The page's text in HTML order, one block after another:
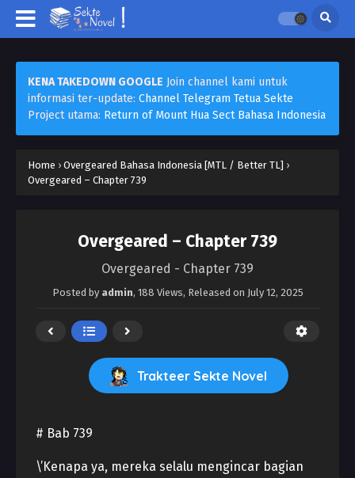
KENA TAKEDOWN GOOGLE Join channel kami untuk
informasi ter-update: Channel Telegram Tetua Sekte
Project utama: Return of Mount Hua Sect Bahasa Indonesia
Home › Overgeared Bahasa Indonesia [MTL / Better TL] ›
Overgeared – Chapter 739
Overgeared – Chapter 739
Overgeared - Chapter 739
Posted by admin, 188 Views, Released on July 12, 2025
Trakteer Sekte Novel
# Bab 739
\’Kenapa ya, mereka selalu mengincar bagian